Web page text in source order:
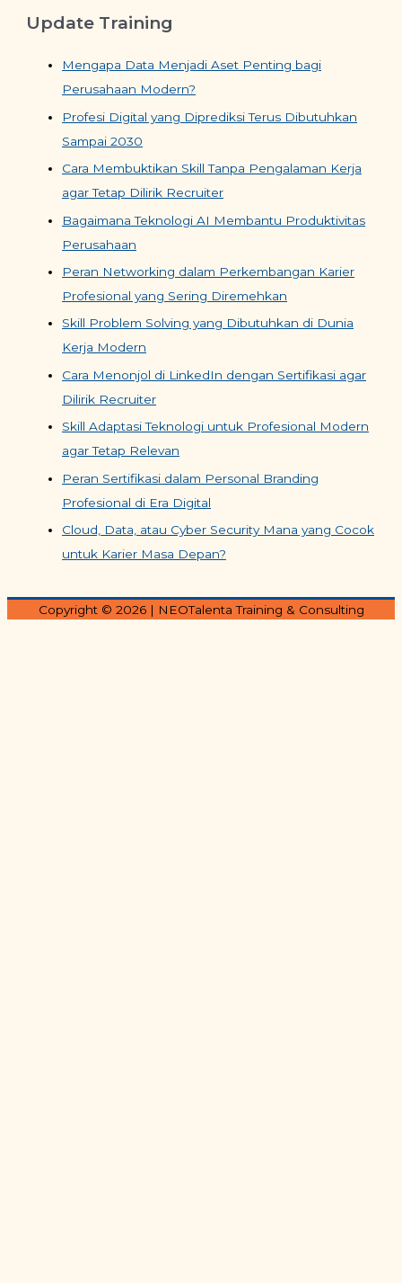
Update Training
Mengapa Data Menjadi Aset Penting bagi
Perusahaan Modern?
Profesi Digital yang Diprediksi Terus Dibutuhkan
Sampai 2030
Cara Membuktikan Skill Tanpa Pengalaman Kerja
agar Tetap Dilirik Recruiter
Bagaimana Teknologi AI Membantu Produktivitas
Perusahaan
Peran Networking dalam Perkembangan Karier
Profesional yang Sering Diremehkan
Skill Problem Solving yang Dibutuhkan di Dunia
Kerja Modern
Cara Menonjol di LinkedIn dengan Sertifikasi agar
Dilirik Recruiter
Skill Adaptasi Teknologi untuk Profesional Modern
agar Tetap Relevan
Peran Sertifikasi dalam Personal Branding
Profesional di Era Digital
Cloud, Data, atau Cyber Security Mana yang Cocok
untuk Karier Masa Depan?
Copyright © 2026 | NEOTalenta Training & Consulting